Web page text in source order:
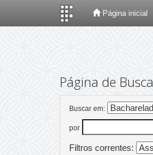
Página inicial
Página de Busca
Buscar em:
por
Filtros correntes: